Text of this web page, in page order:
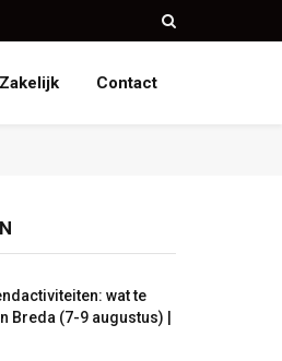
Zakelijk Contact
wat te
Breda (7-9 augustus) |